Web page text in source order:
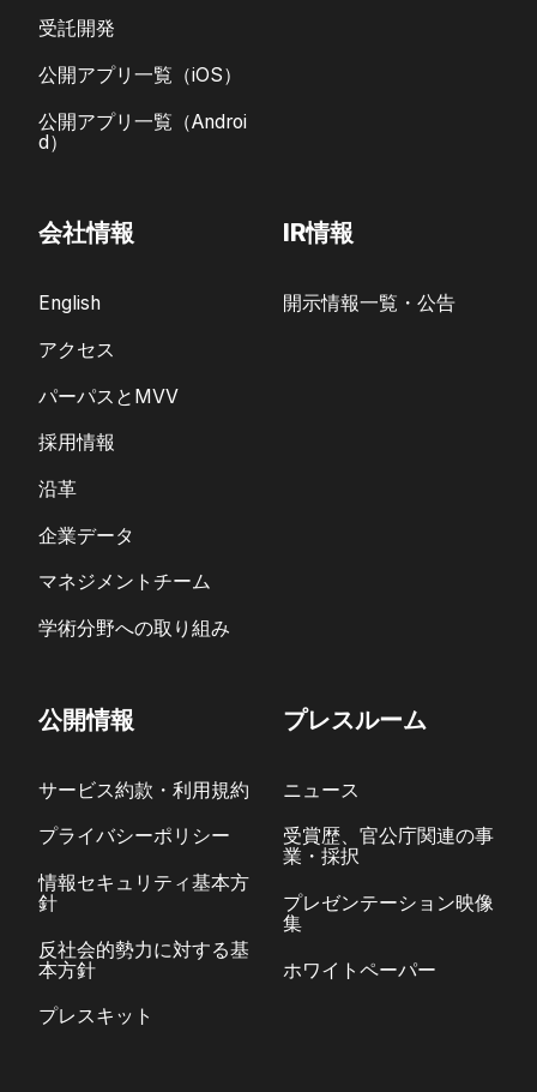
受託開発
公開アプリ一覧（iOS）
公開アプリ一覧（Androi
d）
会社情報
English
アクセス
パーパスとMVV
採用情報
沿革
企業データ
マネジメントチーム
学術分野への取り組み
IR情報
開示情報一覧・公告
公開情報
サービス約款・利用規約
プライバシーポリシー
情報セキュリティ基本方
針
反社会的勢力に対する基
本方針
プレスキット
プレスルーム
ニュース
受賞歴、官公庁関連の事
業・採択
プレゼンテーション映像
集
ホワイトペーパー